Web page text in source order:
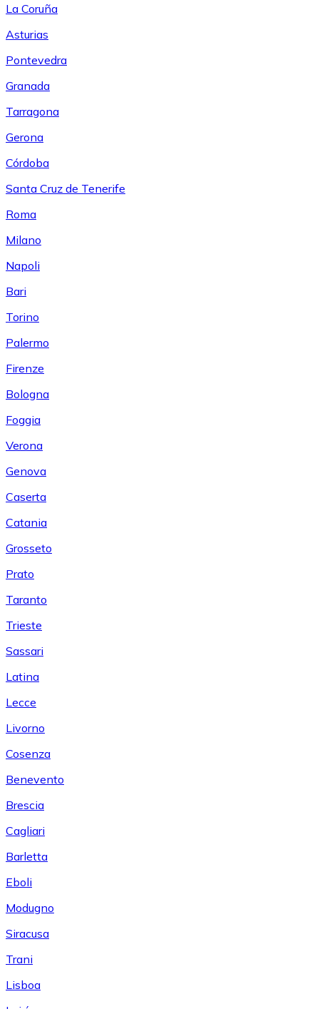
La Coruña
Asturias
Pontevedra
Granada
Tarragona
Gerona
Córdoba
Santa Cruz de Tenerife
Roma
Milano
Napoli
Bari
Torino
Palermo
Firenze
Bologna
Foggia
Verona
Genova
Caserta
Catania
Grosseto
Prato
Taranto
Trieste
Sassari
Latina
Lecce
Livorno
Cosenza
Benevento
Brescia
Cagliari
Barletta
Eboli
Modugno
Siracusa
Trani
Lisboa